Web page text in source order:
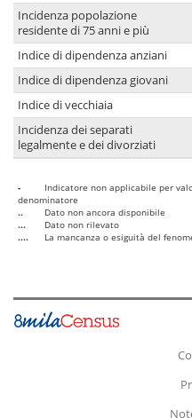
Incidenza popolazione
residente di 75 anni e più
Indice di dipendenza anziani
Indice di dipendenza giovani
Indice di vecchiaia
Incidenza dei separati
legalmente e dei divorziati
-
Indicatore non applicabile per
denominatore
..
Dato non ancora disponibile
...
Dato non rilevato
....
La mancanza o esiguità del